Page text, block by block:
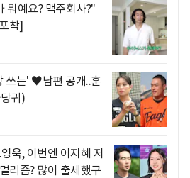
뭐예요? 맥주회사?"
착]
쓰는' ♥남편 공개..훈
귀)
욱, 이번엔 이지혜 저
리즘? 많이 출세했구